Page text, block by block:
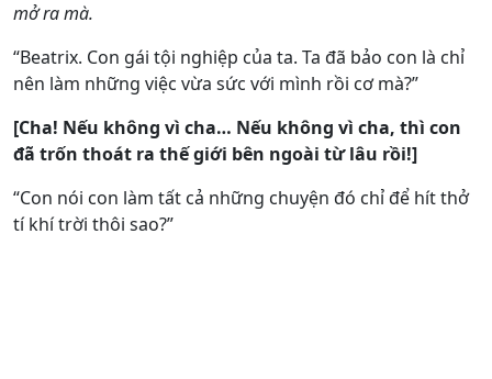
mở ra mà.
“Beatrix. Con gái tội nghiệp của ta. Ta đã bảo con là chỉ
nên làm những việc vừa sức với mình rồi cơ mà?”
[Cha! Nếu không vì cha… Nếu không vì cha, thì con
đã trốn thoát ra thế giới bên ngoài từ lâu rồi!]
“Con nói con làm tất cả những chuyện đó chỉ để hít thở
tí khí trời thôi sao?”